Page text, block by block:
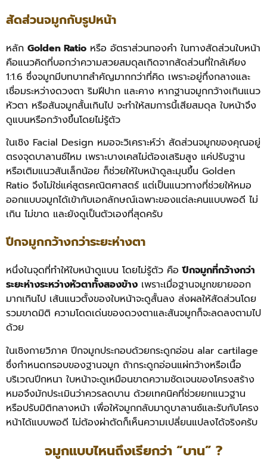
สัดส่วนจมูกกับรูปหน้า
หลัก Golden Ratio หรือ อัตราส่วนทองคำ ในทางสัดส่วนใบหน้า
คือแนวคิดที่บอกว่าความสวยสมดุลเกิดจากสัดส่วนที่ใกล้เคียง
1:1.6 ซึ่งจมูกมีบทบาทสำคัญมากกว่าที่คิด เพราะอยู่กึ่งกลางและ
เชื่อมระหว่างดวงตา ริมฝีปาก และคาง หากฐานจมูกกว้างเกินแนว
หัวตา หรือสันจมูกสั้นเกินไป จะทำให้สมการนี้เสียสมดุล ใบหน้าจึง
ดูแบนหรือกว้างขึ้นโดยไม่รู้ตัว
ในเชิง Facial Design หมอจะวิเคราะห์ว่า สัดส่วนจมูกของคุณอยู่
ตรงจุดบาลานซ์ไหม เพราะบางเคสไม่ต้องเสริมสูง แค่ปรับฐาน
หรือเติมแนวสันเล็กน้อย ก็ช่วยให้ใบหน้าดูละมุนขึ้น Golden
Ratio จึงไม่ใช่แค่สูตรคณิตศาสตร์ แต่เป็นแนวทางที่ช่วยให้หมอ
ออกแบบจมูกได้เข้ากับเอกลักษณ์เฉพาะของแต่ละคนแบบพอดี ไม่
เกิน ไม่ขาด และยังดูเป็นตัวเองที่สุดครับ
ปีกจมูกกว้างกว่าระยะห่างตา
หนึ่งในจุดที่ทำให้ใบหน้าดูแบน โดยไม่รู้ตัว คือปีกจมูกที่กว้างกว่า
ระยะห่างระหว่างหัวตาทั้งสองข้าง เพราะเมื่อฐานจมูกขยายออก
มากเกินไป เส้นแนวตั้งของใบหน้าจะดูสั้นลง ส่งผลให้สัดส่วนโดย
รวมขาดมิติ ความโดดเด่นของดวงตาและสันจมูกก็จะลดลงตามไป
ด้วย
ในเชิงกายวิภาค ปีกจมูกประกอบด้วยกระดูกอ่อน alar cartilage
ซึ่งกำหนดกรอบของฐานจมูก ถ้ากระดูกอ่อนแผ่กว้างหรือเนื้อ
บริเวณปีกหนา ใบหน้าจะดูเหมือนขาดความชัดเจนของโครงสร้าง
หมอจึงมักประเมินว่าควรลดบาน ด้วยเทคนิคที่ช่วยยกแนวฐาน
หรือปรับมิติกลางหน้า เพื่อให้จมูกกลับมาดูบาลานซ์และรับกับโครง
หน้าได้แบบพอดี ไม่ต้องผ่าตัดก็เห็นความเปลี่ยนแปลงได้จริงครับ
จมูกแบบไหนถึงเรียกว่า “บาน” ?